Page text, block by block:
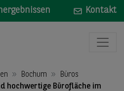
Kontakt
Bochum
Büros
hochwertige Bürofläche im